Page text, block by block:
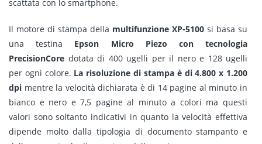
scattata con lo smartphone.
Il motore di stampa della multifunzione XP-5100 si basa su
una testina Epson Micro Piezo con tecnologia
PrecisionCore dotata di 400 ugelli per il nero e 128 ugelli
per ogni colore. La risoluzione di stampa è di 4.800 x 1.200
dpi mentre la velocità dichiarata è di 14 pagine al minuto in
bianco e nero e 7,5 pagine al minuto a colori ma questi
valori sono soltanto indicativi in quanto la velocità effettiva
dipende molto dalla tipologia di documento stampanto e